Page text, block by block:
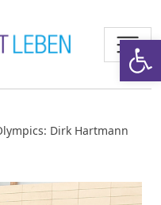
Dirk Hartmann